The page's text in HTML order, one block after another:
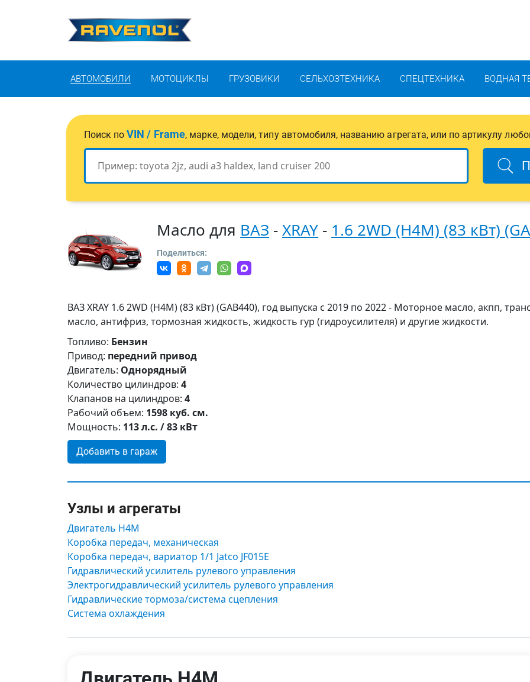
АВТОМОБИЛИ МОТОЦИКЛЫ ГРУЗОВИКИ СЕЛЬХОЗТЕХНИКА СПЕЦТЕХНИКА ВОДНАЯ
Поиск поVIN / Frame, марке, модели, типу автомобиля, названию агрегата, или по артикулу
Масло для ВАЗ -XRAY - 1.6 2WD (H4M) (83 кВт)
Поделиться:
ВАЗ XRAY 1.6 2WD (H4M) (83 кВт) (GAB440), год выпуска с 2019 по 2022 - Моторное масло, акпп,
масло, антифриз, тормозная жидкость, жидкость гур (гидроусилителя) и другие жидкости.
Топливо: Бензин
Привод: передний привод
Двигатель: Однорядный
Количество цилиндров: 4
Клапанов на цилиндров: 4
Рабочий объем: 1598 куб. см.
Мощность: 113 л.с. / 83 кВт
Добавить в гараж
Узлы и агрегаты
Двигатель H4M
Коробка передач, механическая
Коробка передач, вариатор 1/1 Jatco JF015E
Гидравлический усилитель рулевого управления
Электрогидравлический усилитель рулевого управления
Гидравлические тормоза/система сцепления
Система охлаждения